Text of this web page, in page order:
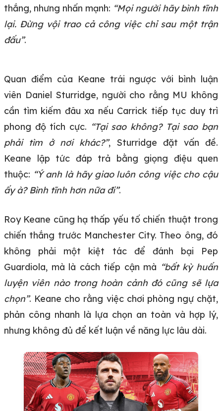
thắng, nhưng nhấn mạnh: “Mọi người hãy bình tĩnh
lại. Đừng vội trao cả công việc chỉ sau một trận
đấu”.
Quan điểm của Keane trái ngược với bình luận
viên Daniel Sturridge, người cho rằng MU không
cần tìm kiếm đâu xa nếu Carrick tiếp tục duy trì
phong độ tích cực. “Tại sao không? Tại sao bạn
phải tìm ở nơi khác?”, Sturridge đặt vấn đề.
Keane lập tức đáp trả bằng giọng điệu quen
thuộc: “Ý anh là hãy giao luôn công việc cho cậu
ấy à? Bình tĩnh hơn nữa đi”.
Roy Keane cũng hạ thấp yếu tố chiến thuật trong
chiến thắng trước Manchester City. Theo ông, đó
không phải một kiệt tác để đánh bại Pep
Guardiola, mà là cách tiếp cận mà “bất kỳ huấn
luyện viên nào trong hoàn cảnh đó cũng sẽ lựa
chọn”. Keane cho rằng việc chơi phòng ngự chặt,
phản công nhanh là lựa chọn an toàn và hợp lý,
nhưng không đủ để kết luận về năng lực lâu dài.